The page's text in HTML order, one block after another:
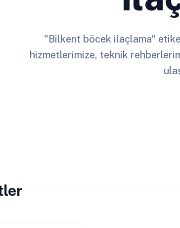
"Bilkent böcek ilaçlama"
hizmetlerimize, teknik